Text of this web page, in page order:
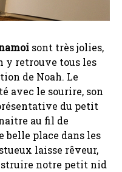
sont très jolies,
y retrouve tous les
de Noah. Le
avec le sourire, son
du petit
au fil de
belle place dans les
laisse rêveur,
notre petit nid